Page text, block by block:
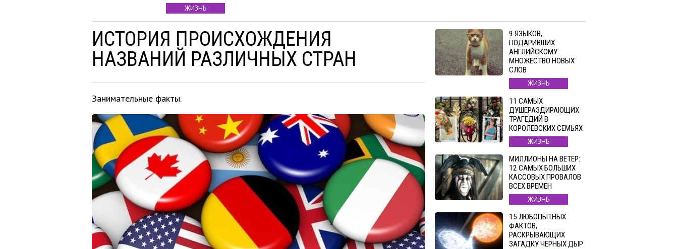
ЖИЗНЬ
ИСТОРИЯ ПРОИСХОЖДЕНИЯ
НАЗВАНИЙ РАЗЛИЧНЫХ СТРАН
Занимательные факты.
9 ЯЗЫКОВ,
ПОДАРИВШИХ
АНГЛИЙСКОМУ
МНОЖЕСТВО НОВЫХ
СЛОВ
ЖИЗНЬ
11 САМЫХ
ДУШЕРАЗДИРАЮЩИХ
ТРАГЕДИЙ В
КОРОЛЕВСКИХ СЕМЬЯХ
ЖИЗНЬ
МИЛЛИОНЫ НА ВЕТЕР:
12 САМЫХ БОЛЬШИХ
КАССОВЫХ ПРОВАЛОВ
ВСЕХ ВРЕМЕН
ЖИЗНЬ
15 ЛЮБОПЫТНЫХ
ФАКТОВ,
РАСКРЫВАЮЩИХ
ЗАГАДКУ ЧЕРНЫХ ДЫР